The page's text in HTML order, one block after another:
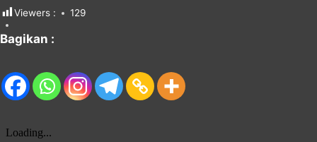
Viewers : 129
Bagikan :